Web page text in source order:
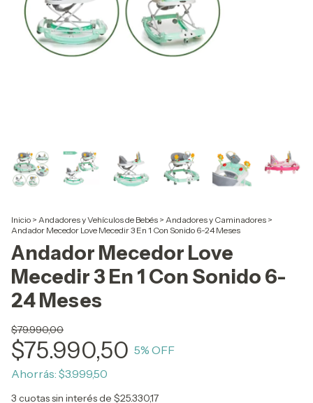
Inicio > Andadores y Vehículos de Bebés > Andadores y Caminadores >
Andador Mecedor Love Mecedir 3 En 1 Con Sonido 6-24 Meses
Andador Mecedor Love
Mecedir 3 En 1 Con Sonido 6-
24 Meses
$79.990,00
$75.990,50 5% OFF
Ahorrás: $3.999,50
3 cuotas sin interés de $25.330,17